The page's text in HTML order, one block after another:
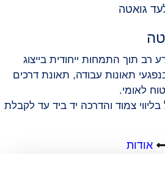
רב תוך התמחות ייחודית בייצוג
תאונות עבודה, תאונת דרכים
לאומי.
בליווי צמוד והדרכה יד ביד עד לקבלת
אודות